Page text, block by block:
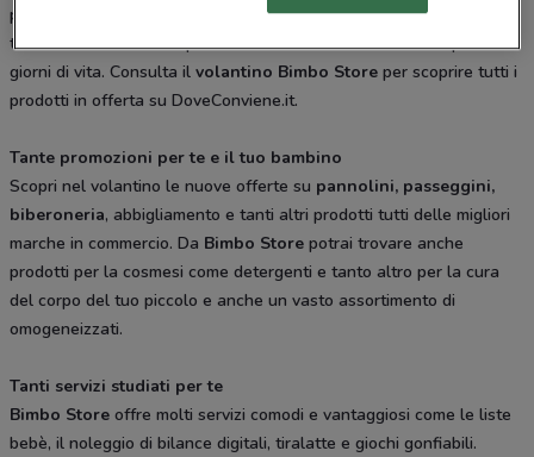
punti vendita diretti o franchising.Da Bimbo Storepotrai trovare
tutto ciò che ti occorre per la cura del tuo bambino fin dai primi
giorni di vita. Consulta il volantino Bimbo Store per scoprire tutti i
prodotti in offerta su DoveConviene.it.
Tante promozioni per te e il tuo bambino
Scopri nel volantino le nuove offerte su pannolini, passeggini,
biberoneria, abbigliamento e tanti altri prodotti tutti delle migliori
marche in commercio. Da Bimbo Store potrai trovare anche
prodotti per la cosmesi come detergenti e tanto altro per la cura
del corpo del tuo piccolo e anche un vasto assortimento di
omogeneizzati.
Tanti servizi studiati per te
Bimbo Store offre molti servizi comodi e vantaggiosi come le liste
bebè, il noleggio di bilance digitali, tiralatte e giochi gonfiabili.